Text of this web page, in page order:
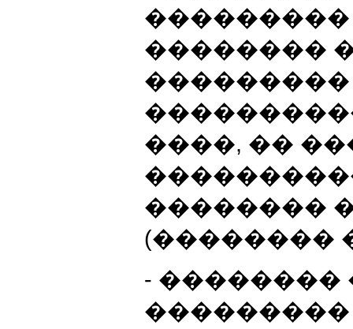
��������
���������
����, ��
��������
(��������
-